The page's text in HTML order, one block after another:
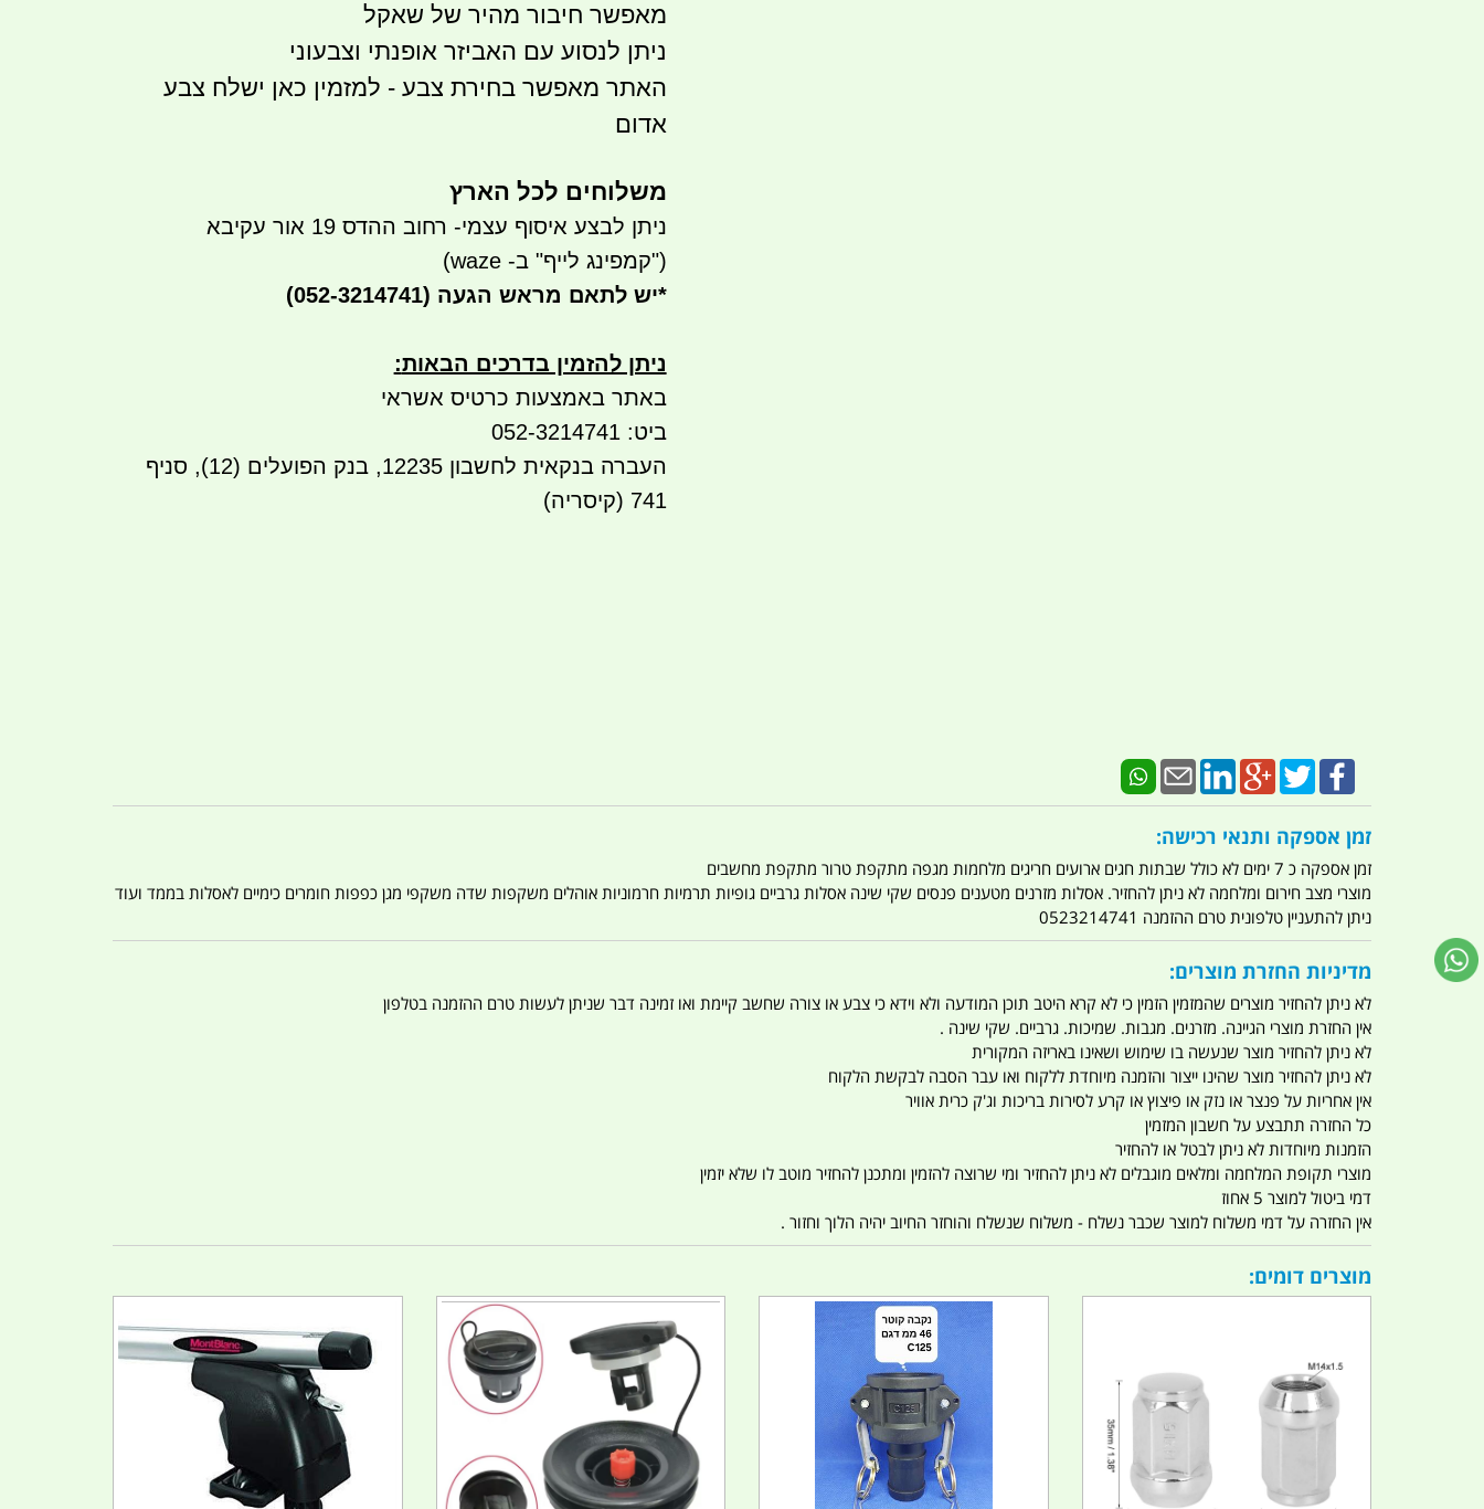
מאפשר חיבור מהיר של שאקל
ניתן לנסוע עם האביזר אופנתי וצבעוני
האתר מאפשר בחירת צבע - למזמין כאן ישלח צבע
אדום
משלוחים לכל הארץ
ניתן לבצע איסוף עצמי- רחוב ההדס 19 אור עקיבא
("קמפינג לייף" ב- waze)
*יש לתאם מראש הגעה (052-3214741)
ניתן להזמין בדרכים הבאות:
באתר באמצעות כרטיס אשראי
ביט: 052-3214741
העברה בנקאית לחשבון 12235, בנק הפועלים (12), סניף
741 (קיסריה)
זמן אספקה ותנאי רכישה:
זמן אספקה כ 7 ימים לא כולל שבתות חגים ארועים חריגים מלחמות מגפה מתקפת טרור מתקפת מחשבים
מוצרי מצב חירום ומלחמה לא ניתן להחזיר. אסלות מזרנים מטענים פנסים שקי שינה אסלות גרביים גופיות תרמיות חרמוניות אוהלים משקפות שדה משקפי מגן כפפות חומרים כימיים לאסלות בממד ועוד
ניתן להתעניין טלפונית טרם ההזמנה 0523214741
מדיניות החזרת מוצרים:
לא ניתן להחזיר מוצרים שהמזמין הזמין כי לא קרא היטב תוכן המודעה ולא וידא כי צבע או צורה שחשב קיימת ואו זמינה דבר שניתן לעשות טרם ההזמנה בטלפון
אין החזרת מוצרי הגיינה. מזרנים. מגבות. שמיכות. גרביים. שקי שינה .
לא ניתן להחזיר מוצר שנעשה בו שימוש ושאינו באריזה המקורית
לא ניתן להחזיר מוצר שהינו ייצור והזמנה מיוחדת ללקוח ואו עבר הסבה לבקשת הלקוח
אין אחריות על פנצר או נזק או פיצוץ או קרע לסירות בריכות וג'ק כרית אוויר
כל החזרה תתבצע על חשבון המזמין
הזמנות מיוחדות לא ניתן לבטל או להחזיר
מוצרי תקופת המלחמה ומלאים מוגבלים לא ניתן להחזיר ומי שרוצה להזמין ומתכנן להחזיר מוטב לו שלא יזמין
דמי ביטול למוצר 5 אחוז
אין החזרה על דמי משלוח למוצר שכבר נשלח - משלוח שנשלח והוחזר החיוב יהיה הלוך וחזור .
מוצרים דומים: